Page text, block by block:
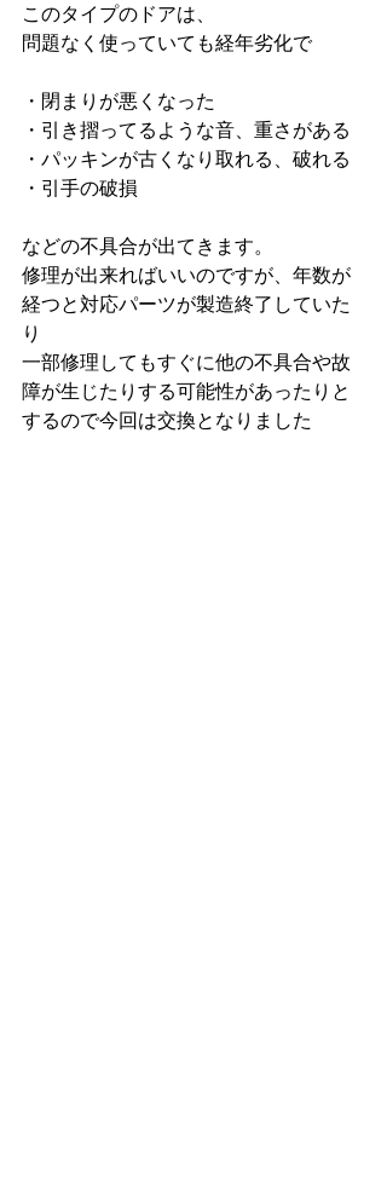
このタイプのドアは、
問題なく使っていても経年劣化で
・閉まりが悪くなった
・引き摺ってるような音、重さがある
・パッキンが古くなり取れる、破れる
・引手の破損
などの不具合が出てきます。
修理が出来ればいいのですが、年数が
経つと対応パーツが製造終了していた
り
一部修理してもすぐに他の不具合や故
障が生じたりする可能性があったりと
するので今回は交換となりました